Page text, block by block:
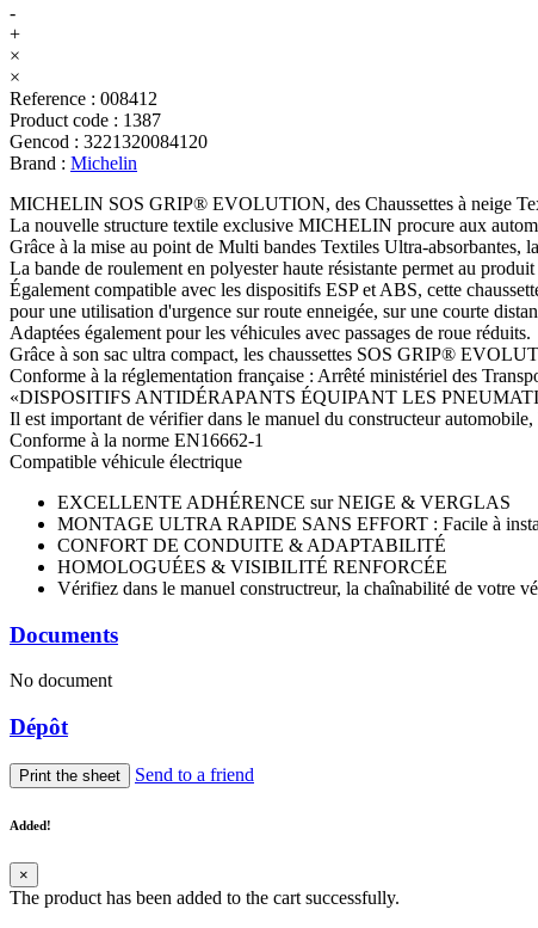
-
+
×
×
Reference : 008412
Product code : 1387
Gencod : 3221320084120
Brand : Michelin
MICHELIN SOS GRIP® EVOLUTION, des Chaussettes à neige
La nouvelle structure textile exclusive MICHELIN procure aux
Grâce à la mise au point de Multi bandes Textiles Ultra-
La bande de roulement en polyester haute résistante permet au
Également compatible avec les dispositifs ESP et ABS, cette
pour une utilisation d'urgence sur route enneigée, sur une courte
Adaptées également pour les véhicules avec passages de roue réduits.
Grâce à son sac ultra compact, les chaussettes SOS GRIP®
Conforme à la réglementation française : Arrêté ministériel des
«DISPOSITIFS ANTIDÉRAPANTS ÉQUIPANT LES
Il est important de vérifier dans le manuel du constructeur
Conforme à la norme EN16662-1
Compatible véhicule électrique
EXCELLENTE ADHÉRENCE sur NEIGE & VERGLAS
MONTAGE ULTRA RAPIDE SANS EFFORT : Facile à
CONFORT DE CONDUITE & ADAPTABILITÉ
HOMOLOGUÉES & VISIBILITÉ RENFORCÉE
Vérifiez dans le manuel constructreur, la chaînabilité de votre
Documents
No document
Dépôt
Print the sheet Send to a friend
Added!
×
The product has been added to the cart successfully.